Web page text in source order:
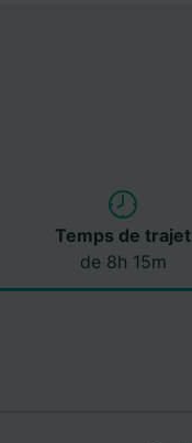
Temps de trajet
de 8h 15m